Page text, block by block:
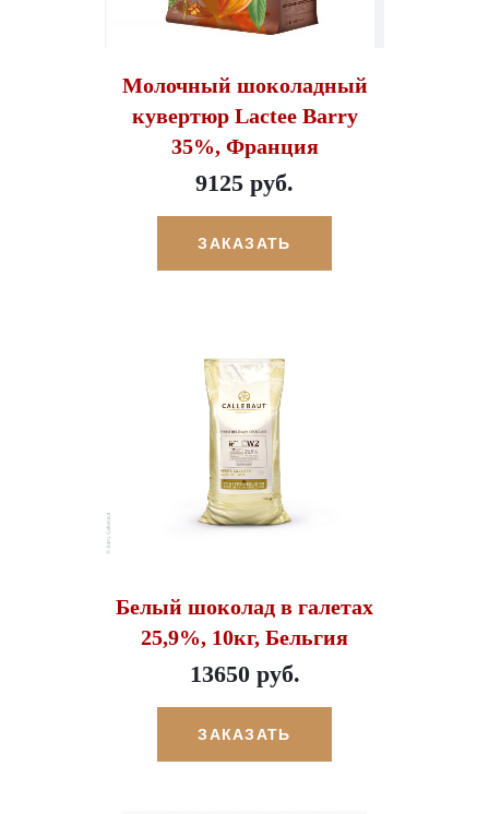
Молочный шоколадный
кувертюр Lactee Barry
35%, Франция
9125 руб.
ЗАКАЗАТЬ
Белый шоколад в галетах
25,9%, 10кг, Бельгия
13650 руб.
ЗАКАЗАТЬ